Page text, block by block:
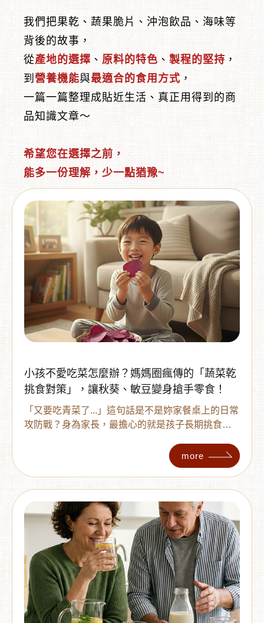
我們把果乾、蔬果脆片、沖泡飲品、海味等
背後的故事，
從產地的選擇 、 原料的特色 、 製程的堅持 ，
到 營養機能與最適合的食用方式 ，
一篇一篇整理成貼近生活、真正用得到的商
品知識文章～
希望您在選擇之前，
能多一份理解，少一點猶豫~
小孩不愛吃菜怎麼辦？媽媽圈瘋傳的「蔬菜乾
挑食對策」，讓秋葵、敏豆變身搶手零食！
「又要吃青菜了...」這句話是不是妳家餐桌上的日常
攻防戰？身為家長，最擔心的就是孩子長期挑食導
了！最近在媽媽圈悄悄流行起一種「蔬菜變身
術」，利用低溫烘焙技術將蔬菜轉化為酥脆美味的
子退避三舍的秋葵、敏豆變成搶著吃的點心？讓我
們一起來看看這個挑食對策！
more